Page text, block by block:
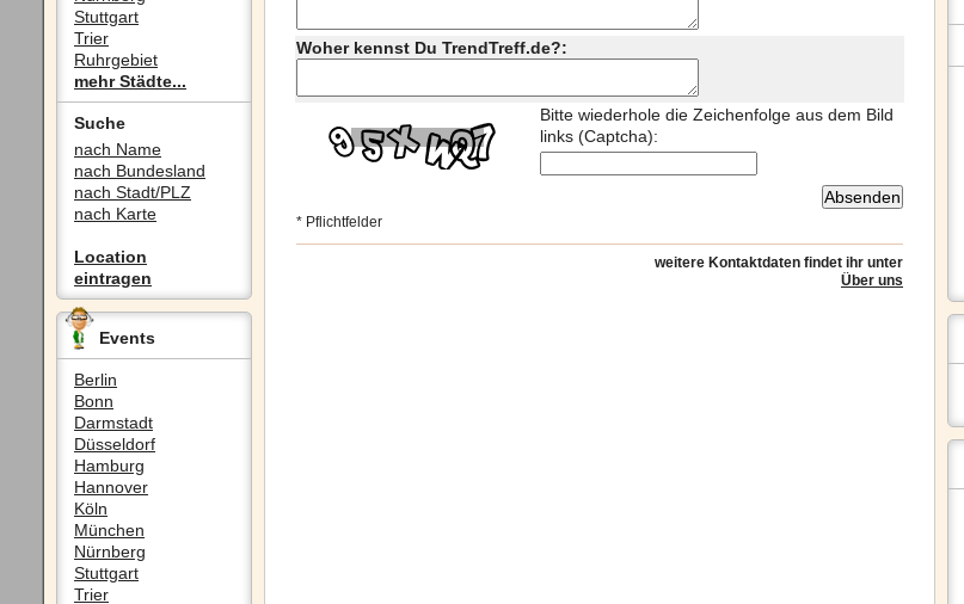
Stuttgart
Trier
Ruhrgebiet
mehr Städte...
Suche
nach Name
nach Bundesland
nach Stadt/PLZ
nach Karte
Location
eintragen
Events
Berlin
Bonn
Darmstadt
Düsseldorf
Hamburg
Hannover
Köln
München
Nürnberg
Stuttgart
Trier
Woher kennst Du TrendTreff.de?:
Bitte wiederhole die Zeichenfolge aus dem Bild
links (Captcha):
* Pflichtfelder
weitere Kontaktdaten findet ihr unter
Über uns